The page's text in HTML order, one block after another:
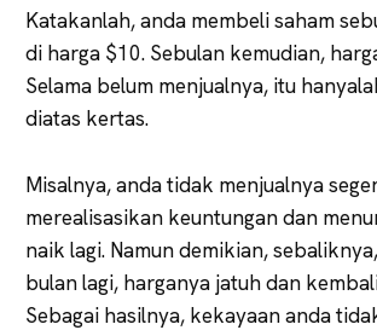
Katakanlah, anda membeli saham
di harga $10. Sebulan kemudian,
Selama belum menjualnya, itu
diatas kertas.
Misalnya, anda tidak menjualnya
merealisasikan keuntungan dan
naik lagi. Namun demikian,
bulan lagi, harganya jatuh dan
Sebagai hasilnya, kekayaan anda